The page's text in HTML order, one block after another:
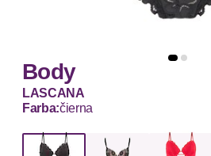
Body
LASCANA
Farba:čierna